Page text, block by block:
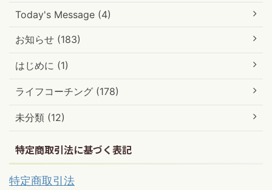
Today's Message (4)
お知らせ (183)
はじめに (1)
ライフコーチング (178)
未分類 (12)
特定商取引法に基づく表記
特定商取引法